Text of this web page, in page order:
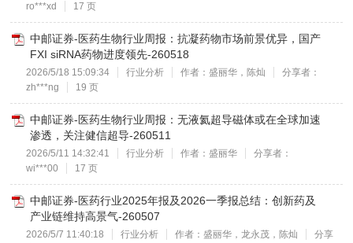
ro***xd
17 页
中邮证券-医药生物行业周报：抗凝药物市场前景优异，国产
FXI siRNA药物进度领先-260518
2026/5/18 15:09:34 行业分析 作者：盛丽华，陈灿
分享者：
zh***ng
19 页
中邮证券-医药生物行业周报：无液氦超导磁体或在全球加速
渗透，关注健信超导-260511
2026/5/11 14:32:41 行业分析 作者：盛丽华
分享者：
wi***00
17 页
中邮证券-医药行业2025年报及2026一季报总结：创新药及
产业链维持高景气-260507
2026/5/7 11:40:18 行业分析 作者：盛丽华，龙永茂，陈灿
分享